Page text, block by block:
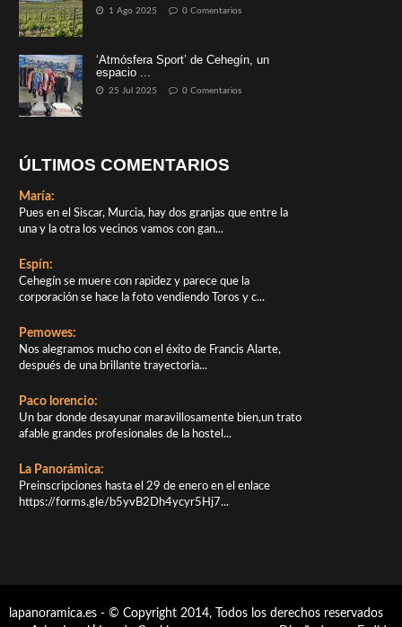
1 Ago 2025 0 Comentarios
‘Atmósfera Sport’ de Cehegín, un
espacio ...
25 Jul 2025 0 Comentarios
ÚLTIMOS COMENTARIOS
María:
Pues en el Siscar, Murcia, hay dos granjas que entre la
una y la otra los vecinos vamos con gan...
Espín:
Cehegín se muere con rapidez y parece que la
corporación se hace la foto vendiendo Toros y c...
Pemowes:
Nos alegramos mucho con el éxito de Francis Alarte,
después de una brillante trayectoria...
Paco lorencio:
Un bar donde desayunar maravillosamente bien,un trato
afable grandes profesionales de la hostel...
La Panorámica:
Preinscripciones hasta el 29 de enero en el enlace
https://forms.gle/b5yvB2Dh4ycyr5Hj7...
lapanoramica.es - © Copyright 2014, Todos los derechos reservados